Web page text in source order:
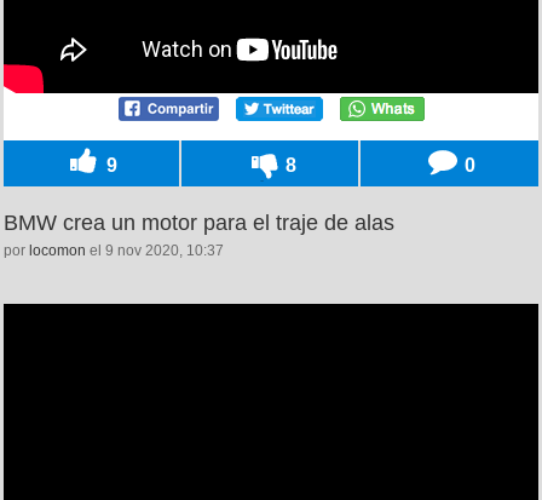
9 8 0
BMW crea un motor para el traje de alas
por locomon el 9 nov 2020, 10:37